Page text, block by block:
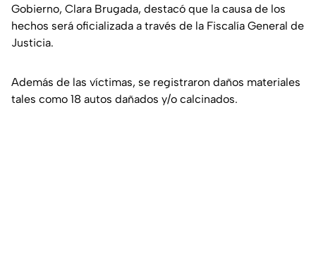
Gobierno, Clara Brugada, destacó que la causa de los
hechos será oficializada a través de la Fiscalía General de
Justicia.
Además de las víctimas, se registraron daños materiales
tales como 18 autos dañados y/o calcinados.